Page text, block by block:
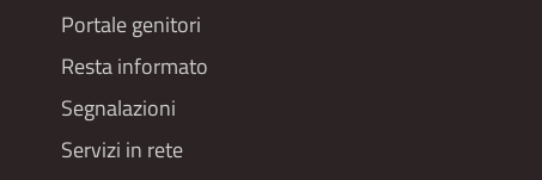
Portale genitori
Resta informato
Segnalazioni
Servizi in rete